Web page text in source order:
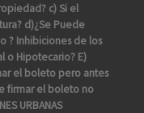
c) Si el
d)¿Se Puede
? Inhibiciones de los
o Hipotecario? E)
el boleto pero antes
firmar el boleto no
URBANAS